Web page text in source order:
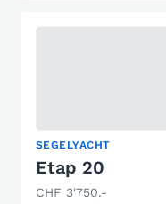
SEGELYACHT
Etap 20
CHF 3'750.-